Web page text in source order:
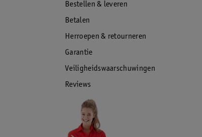
Bestellen & leveren
Betalen
Herroepen & retourneren
Garantie
Veiligheidswaarschuwingen
Reviews